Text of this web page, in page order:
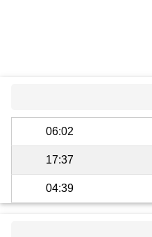
06:02
17:37
04:39